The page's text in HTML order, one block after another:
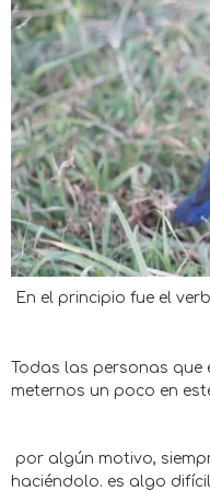
En el principio fue el
Todas las personas que
meternos un poco en
por algún motivo,
haciéndolo. es algo